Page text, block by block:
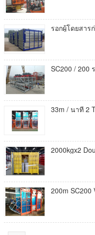
รอกผู้โดยสาร
SC200 / 200
33m / นาที 2
2000kgx2
200m SC200